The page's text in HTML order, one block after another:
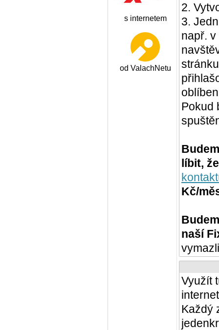
s internetem
od ValachNetu
2.
3.
např.
Pokud
líbit,
Kč/
naší
Využít
Každý